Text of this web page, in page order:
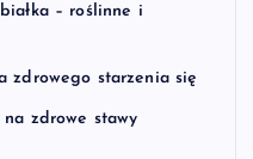
– roślinne i
zdrowego starzenia się
zdrowe stawy